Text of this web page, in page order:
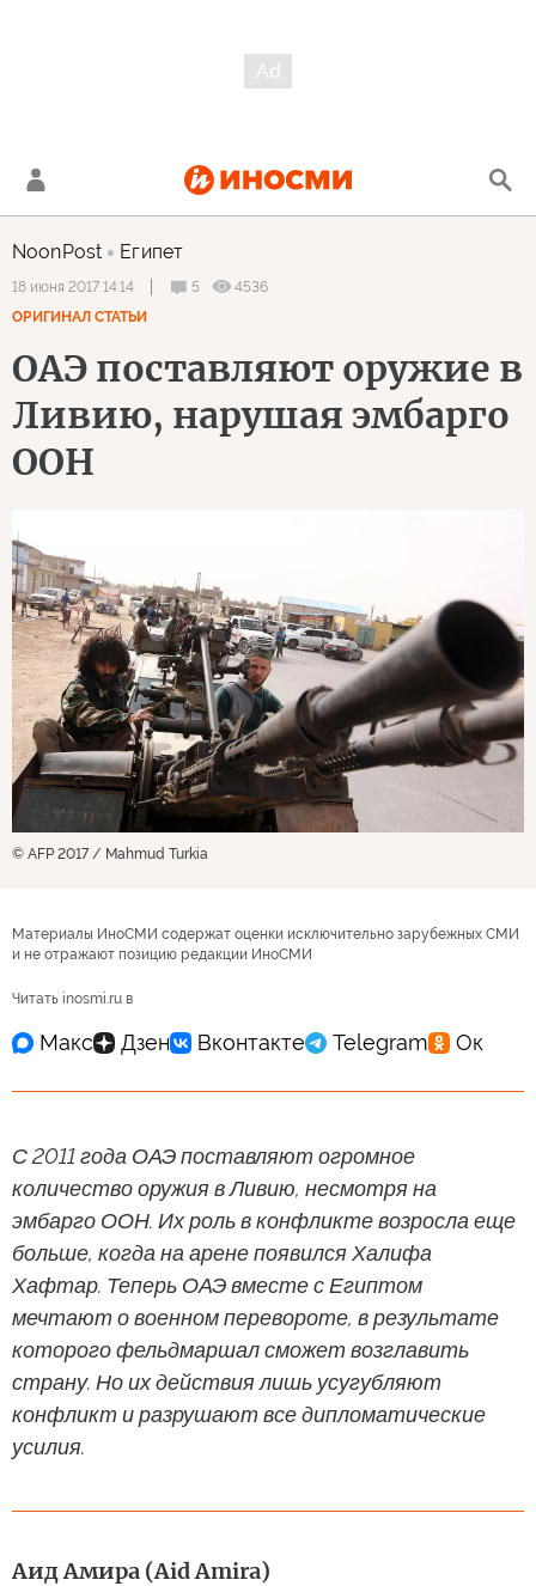
NoonPost Египет
18 июня 2017 14:14 5
4536
ОРИГИНАЛ СТАТЬИ
ОАЭ поставляют оружие в
Ливию, нарушая эмбарго
ООН
© AFP 2017 / Mahmud Turkia
Материалы ИноСМИ содержат оценки исключительно зарубежных СМИ
и не отражают позицию редакции ИноСМИ
Читать inosmi.ru в
С 2011 года ОАЭ поставляют огромное
количество оружия в Ливию, несмотря на
эмбарго ООН. Их роль в конфликте возросла еще
больше, когда на арене появился Халифа
Хафтар. Теперь ОАЭ вместе с Египтом
мечтают о военном перевороте, в результате
которого фельдмаршал сможет возглавить
страну. Но их действия лишь усугубляют
конфликт и разрушают все дипломатические
усилия.
Аид Амира (Aid Amira)